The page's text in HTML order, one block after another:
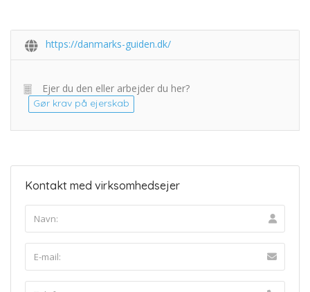
https://danmarks-guiden.dk/
Ejer du den eller arbejder du her?
Gør krav på ejerskab
Kontakt med virksomhedsejer